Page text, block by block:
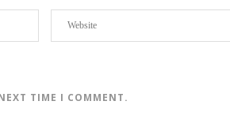
TIME I COMMENT.